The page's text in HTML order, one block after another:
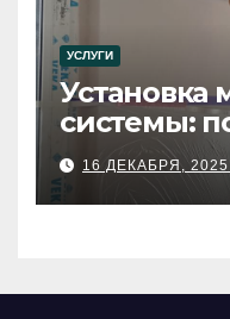
УСЛУГИ
Установка
системы:
руководство
16 ДЕКАБРЯ, 2025